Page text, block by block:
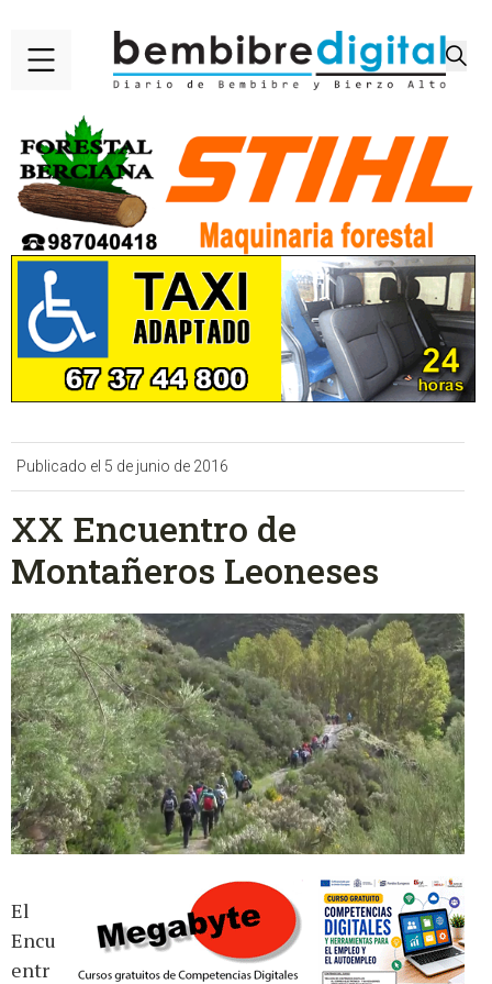
Publicado el 5 de junio de 2016
XX Encuentro de
Montañeros Leoneses
El
Encu
entr